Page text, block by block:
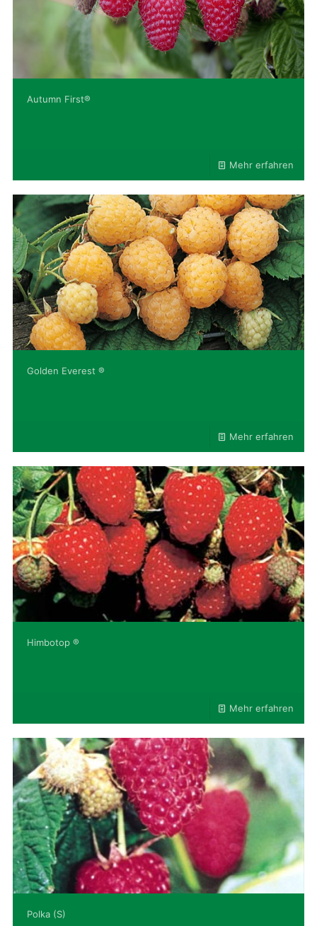
Autumn First®
Mehr erfahren
Golden Everest ®
Mehr erfahren
Himbotop ®
Mehr erfahren
Polka (S)